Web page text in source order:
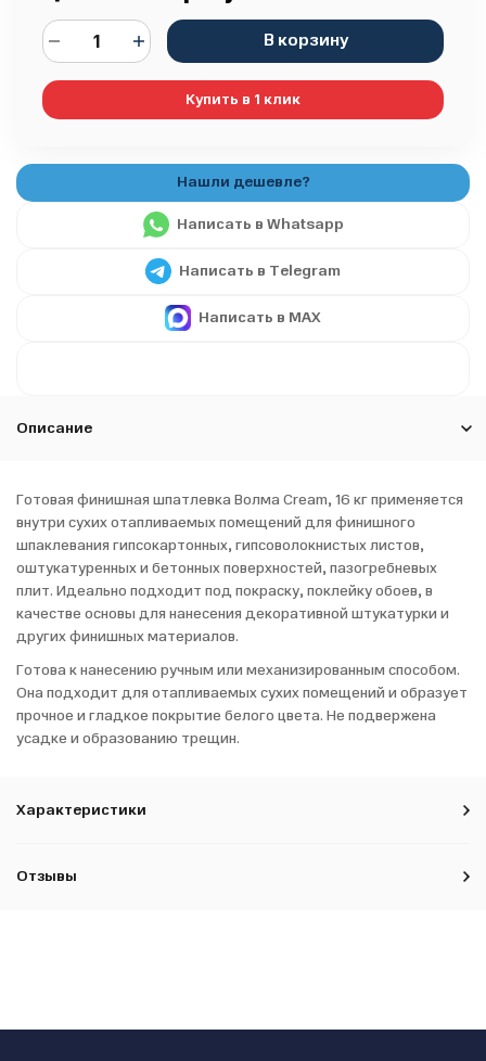
В корзину
Купить в 1 клик
Написать в Whatsapp
Написать в Telegram
Написать в MAX
Описание
Готовая финишная шпатлевка Волма Сream, 16 кг применяется
внутри сухих отапливаемых помещений для финишного
шпаклевания гипсокартонных, гипсоволокнистых листов,
оштукатуренных и бетонных поверхностей, пазогребневых
плит. Идеально подходит под покраску, поклейку обоев, в
качестве основы для нанесения декоративной штукатурки и
других финишных материалов.
Готова к нанесению ручным или механизированным способом.
Она подходит для отапливаемых сухих помещений и образует
прочное и гладкое покрытие белого цвета. Не подвержена
усадке и образованию трещин.
Характеристики
Отзывы